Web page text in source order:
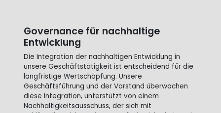
Governance für nachhaltige
Entwicklung
Die Integration der nachhaltigen Entwicklung in
unsere Geschäftstätigkeit ist entscheidend für die
langfristige Wertschöpfung. Unsere
Geschäftsführung und der Vorstand überwachen
diese Integration, unterstützt von einem
Nachhaltigkeitsausschuss, der sich mit